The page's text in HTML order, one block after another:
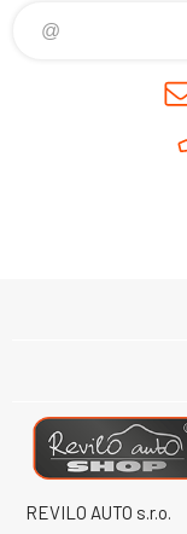
REVILO AUTO s.r.o.